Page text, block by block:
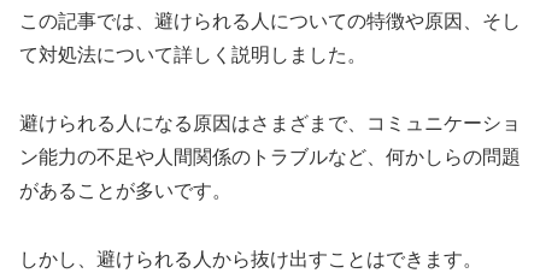
この記事では、避けられる人についての特徴や原因、そし
て対処法について詳しく説明しました。
避けられる人になる原因はさまざまで、コミュニケーショ
ン能力の不足や人間関係のトラブルなど、何かしらの問題
があることが多いです。
しかし、避けられる人から抜け出すことはできます。